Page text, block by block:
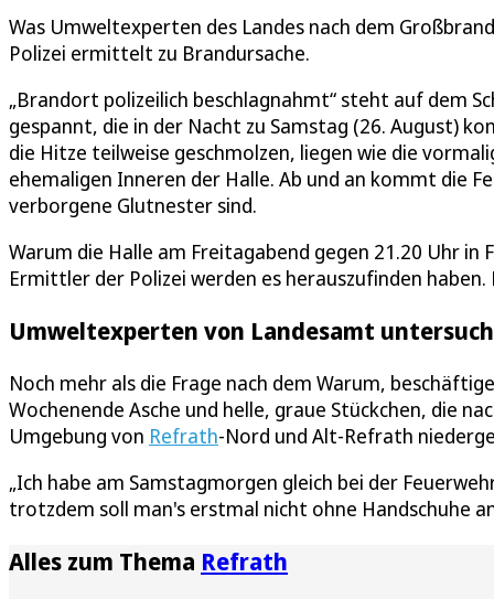
Was Umweltexperten des Landes nach dem
Polizei ermittelt zu Brandursache.
„Brandort polizeilich beschlagnahmt“ steht auf dem
gespannt, die in der Nacht zu Samstag (26. August)
die Hitze teilweise geschmolzen, liegen wie die
ehemaligen Inneren der Halle. Ab und an kommt die
verborgene Glutnester sind.
Warum die Halle am Freitagabend gegen 21.20 Uhr
Ermittler der Polizei werden es herauszufinden
Umweltexperten von Landesamt
Noch mehr als die Frage nach dem Warum,
Wochenende Asche und helle, graue Stückchen, die
Umgebung von Refrath-Nord und Alt-Refrath
„Ich habe am Samstagmorgen gleich bei der
trotzdem soll man's erstmal nicht ohne Handschuhe
Alles zum Thema Refrath